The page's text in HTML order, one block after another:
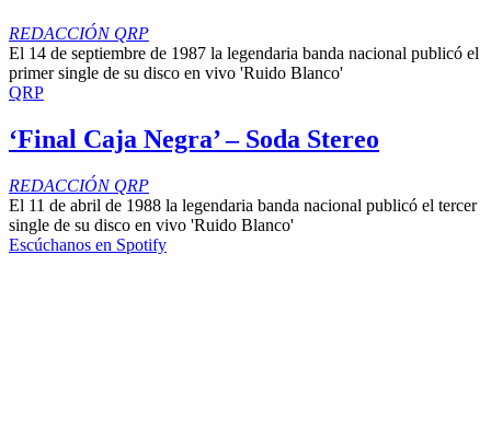
REDACCIÓN QRP
El 14 de septiembre de 1987 la legendaria banda nacional publicó el
primer single de su disco en vivo 'Ruido Blanco'
QRP
‘Final Caja Negra’ – Soda Stereo
REDACCIÓN QRP
El 11 de abril de 1988 la legendaria banda nacional publicó el tercer
single de su disco en vivo 'Ruido Blanco'
Escúchanos en Spotify